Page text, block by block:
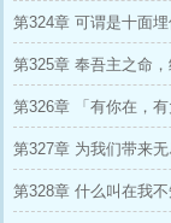
第324章 可谓是十面埋
第325章 奉吾主之命，
第326章 「有你在，有
第327章 为我们带来无
第328章 什么叫在我